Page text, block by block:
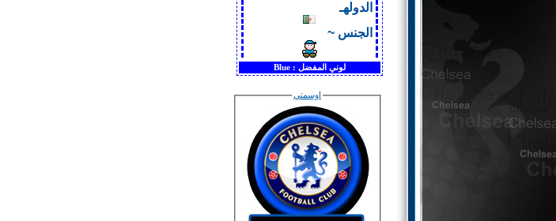
الدولهـ
الجنس ~
لوني المفضل :Blue
اوسمتي